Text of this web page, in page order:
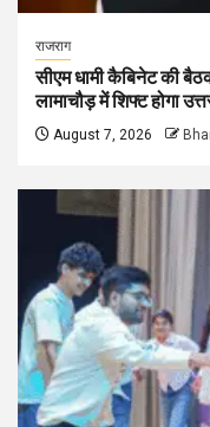
राजराग
सीएम धामी कैबिनेट की
लामाचौड़ में शिफ्ट होगा
August 7, 2026